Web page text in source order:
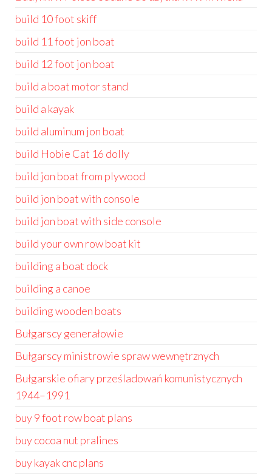
build 10 foot skiff
build 11 foot jon boat
build 12 foot jon boat
build a boat motor stand
build a kayak
build aluminum jon boat
build Hobie Cat 16 dolly
build jon boat from plywood
build jon boat with console
build jon boat with side console
build your own row boat kit
building a boat dock
building a canoe
building wooden boats
Bułgarscy generałowie
Bułgarscy ministrowie spraw wewnętrznych
Bułgarskie ofiary prześladowań komunistycznych
1944–1991
buy 9 foot row boat plans
buy cocoa nut pralines
buy kayak cnc plans